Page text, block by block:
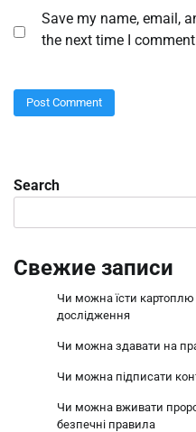
Save my name, email,
the next time I
Search
Свежие записи
Чи можна їсти картоплю
дослідження
Чи можна здавати на
Чи можна підписати
Чи можна вживати
безпечні правила